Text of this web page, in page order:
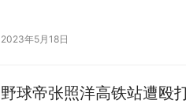
示：“不是小三，之前不是现在
2023年5月18日
野球帝张照洋高铁站遭殴